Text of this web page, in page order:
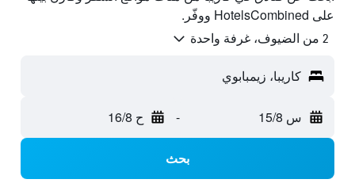
على HotelsCombined ووفّر.
2 من الضيوف، غرفة واحدة
كاريبا، زيمبابوي
س 15/8 - ح 16/8
بحث